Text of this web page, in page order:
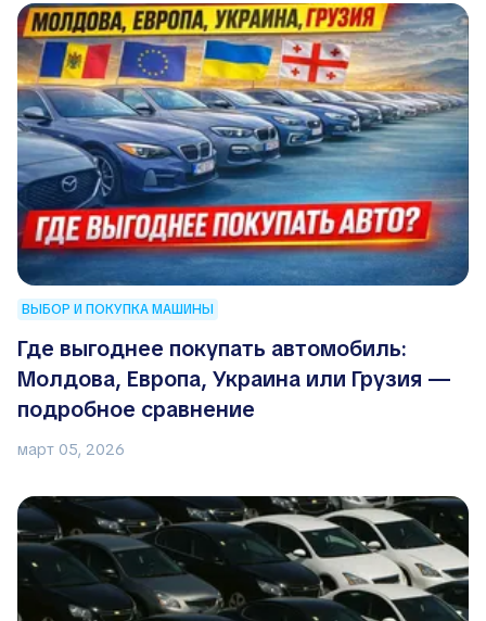
ВЫБОР И ПОКУПКА МАШИНЫ
Где выгоднее покупать автомобиль:
Молдова, Европа, Украина или Грузия —
подробное сравнение
март 05, 2026